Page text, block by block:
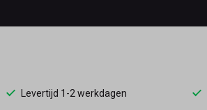
Levertijd 1-2 werkdagen